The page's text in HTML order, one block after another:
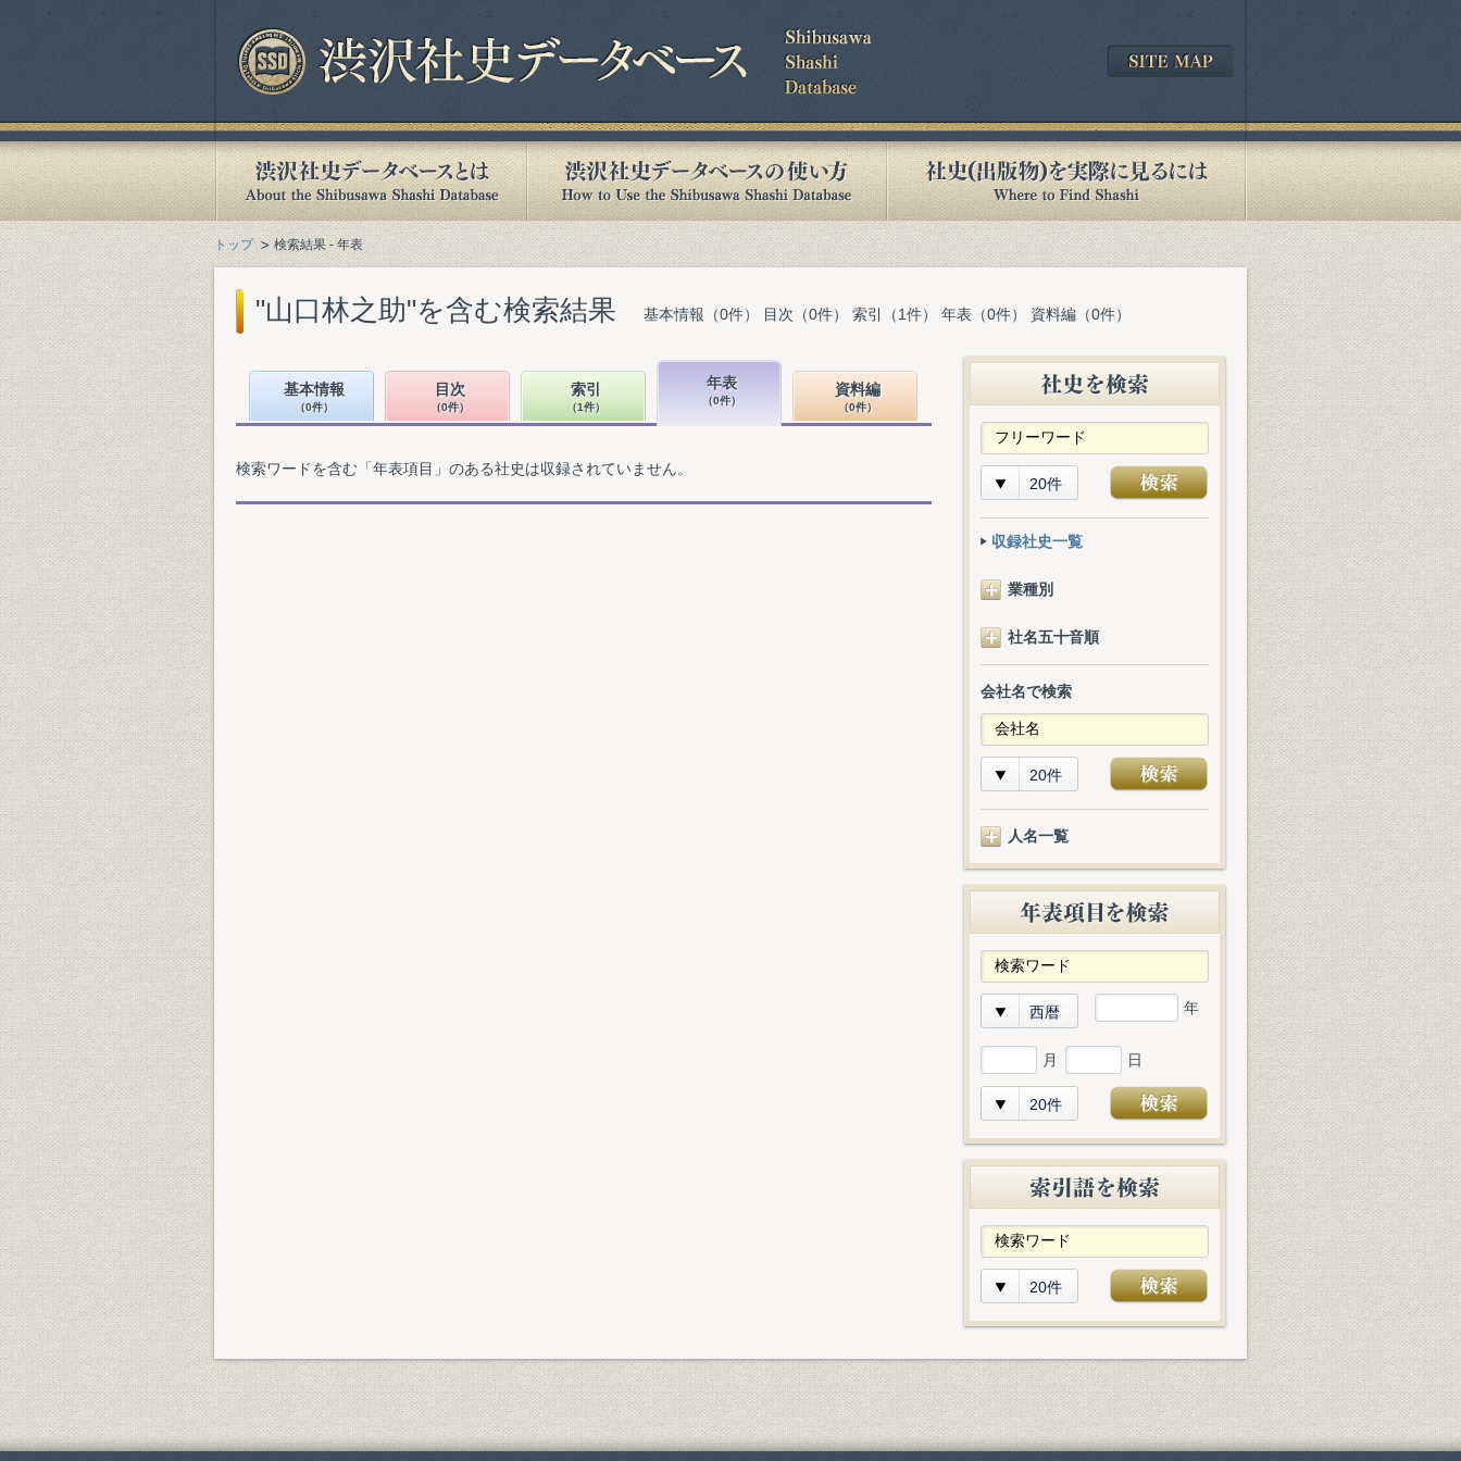
トップ 検索結果 - 年表
"山口林之助"を含む検索結果 基本情報（0件） 目次（0件） 索引（1件） 年表（0件） 資料編（0件）
基本情報
（0件）
目次
（0件）
索引
（1件）
年表
（0件）
資料編
（0件）
検索ワードを含む「年表項目」のある社史は収録されていません。
20件
収録社史一覧
業種別
社名五十音順
会社名で検索
20件
人名一覧
西暦 年
月 日
20件
20件